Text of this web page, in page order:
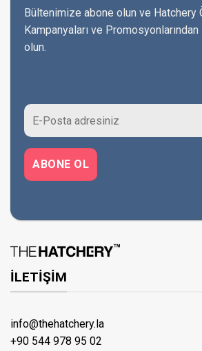
Bültenimize abone olun ve Hatchery
Kampanyaları ve
olun.
İLETİŞİM
info@thehatchery.la
+90 544 978 95 02